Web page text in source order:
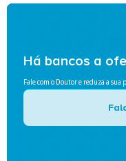
Há bancos a
Fale com o Doutor e reduza a sua